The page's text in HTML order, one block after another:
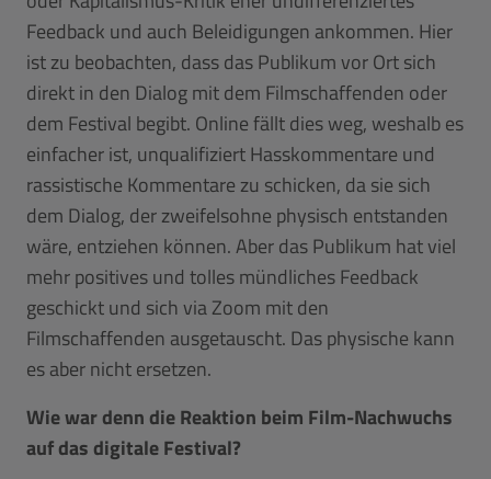
Feedback und auch Beleidigungen ankommen. Hier
ist zu beobachten, dass das Publikum vor Ort sich
direkt in den Dialog mit dem Filmschaffenden oder
dem Festival begibt. Online fällt dies weg, weshalb es
einfacher ist, unqualifiziert Hasskommentare und
rassistische Kommentare zu schicken, da sie sich
dem Dialog, der zweifelsohne physisch entstanden
wäre, entziehen können. Aber das Publikum hat viel
mehr positives und tolles mündliches Feedback
geschickt und sich via Zoom mit den
Filmschaffenden ausgetauscht. Das physische kann
es aber nicht ersetzen.
Wie war denn die Reaktion beim Film-Nachwuchs
auf das digitale Festival?